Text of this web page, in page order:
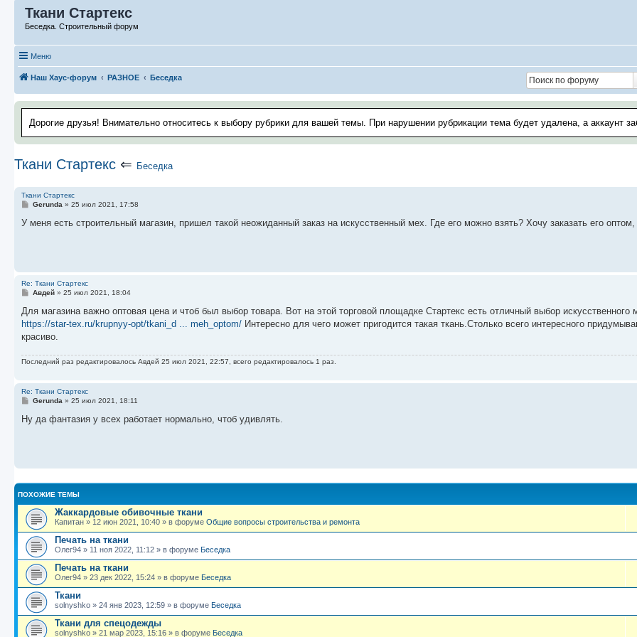
Ткани Стартекс
Беседка. Строительный форум
Меню
Наш Хаус-форум РАЗНОЕ Беседка
Дорогие друзья! Внимательно относитесь к выбору рубрики для вашей темы. При нарушении рубрикации тема будет удалена, а аккаунт
Ткани Стартекс ⇐ Беседка
Ткани Стартекс
С
о
е
Gerunda » 25 июл 2021, 17:58
У меня есть строительный магазин, пришел такой неожиданный заказ на искусственный мех. Где его можно взять? Хочу заказать его оптом,
Re: Ткани Стартекс
С
о
щ
е
е
Авдей» 25 июл 2021, 18:04
Для магазина важно оптовая цена и чтоб был выбор товара. Вот на этой торговой площадке Стартекс есть отличный выбор искусственного
https://star-tex.ru/krupnyy-opt/tkani_d ... meh_optom/ Интересно для чего может пригодится такая ткань.Столько всего интересного
красиво.
Последний раз редактировалось Авдей 25 июл 2021, 22:57, всего редактировалось 1 раз.
Re: Ткани Стартекс
С
о
б
е
Gerunda » 25 июл 2021, 18:11
Ну да фантазия у всех работает нормально, чтоб удивлять.
ПОХОЖИЕ ТЕМЫ
Жаккардовые обивочные ткани
Капитан » 12 июн 2021, 10:40 » в форуме Общие вопросы строительства и ремонта
Печать на ткани
Олег94 » 11 ноя 2022, 11:12 » в форуме Беседка
Печать на ткани
Олег94 » 23 дек 2022, 15:24 » в форуме Беседка
Ткани
solnyshko » 24 янв 2023, 12:59 » в форуме Беседка
Ткани для спецодежды
solnyshko » 21 мар 2023, 15:16 » в форуме Беседка